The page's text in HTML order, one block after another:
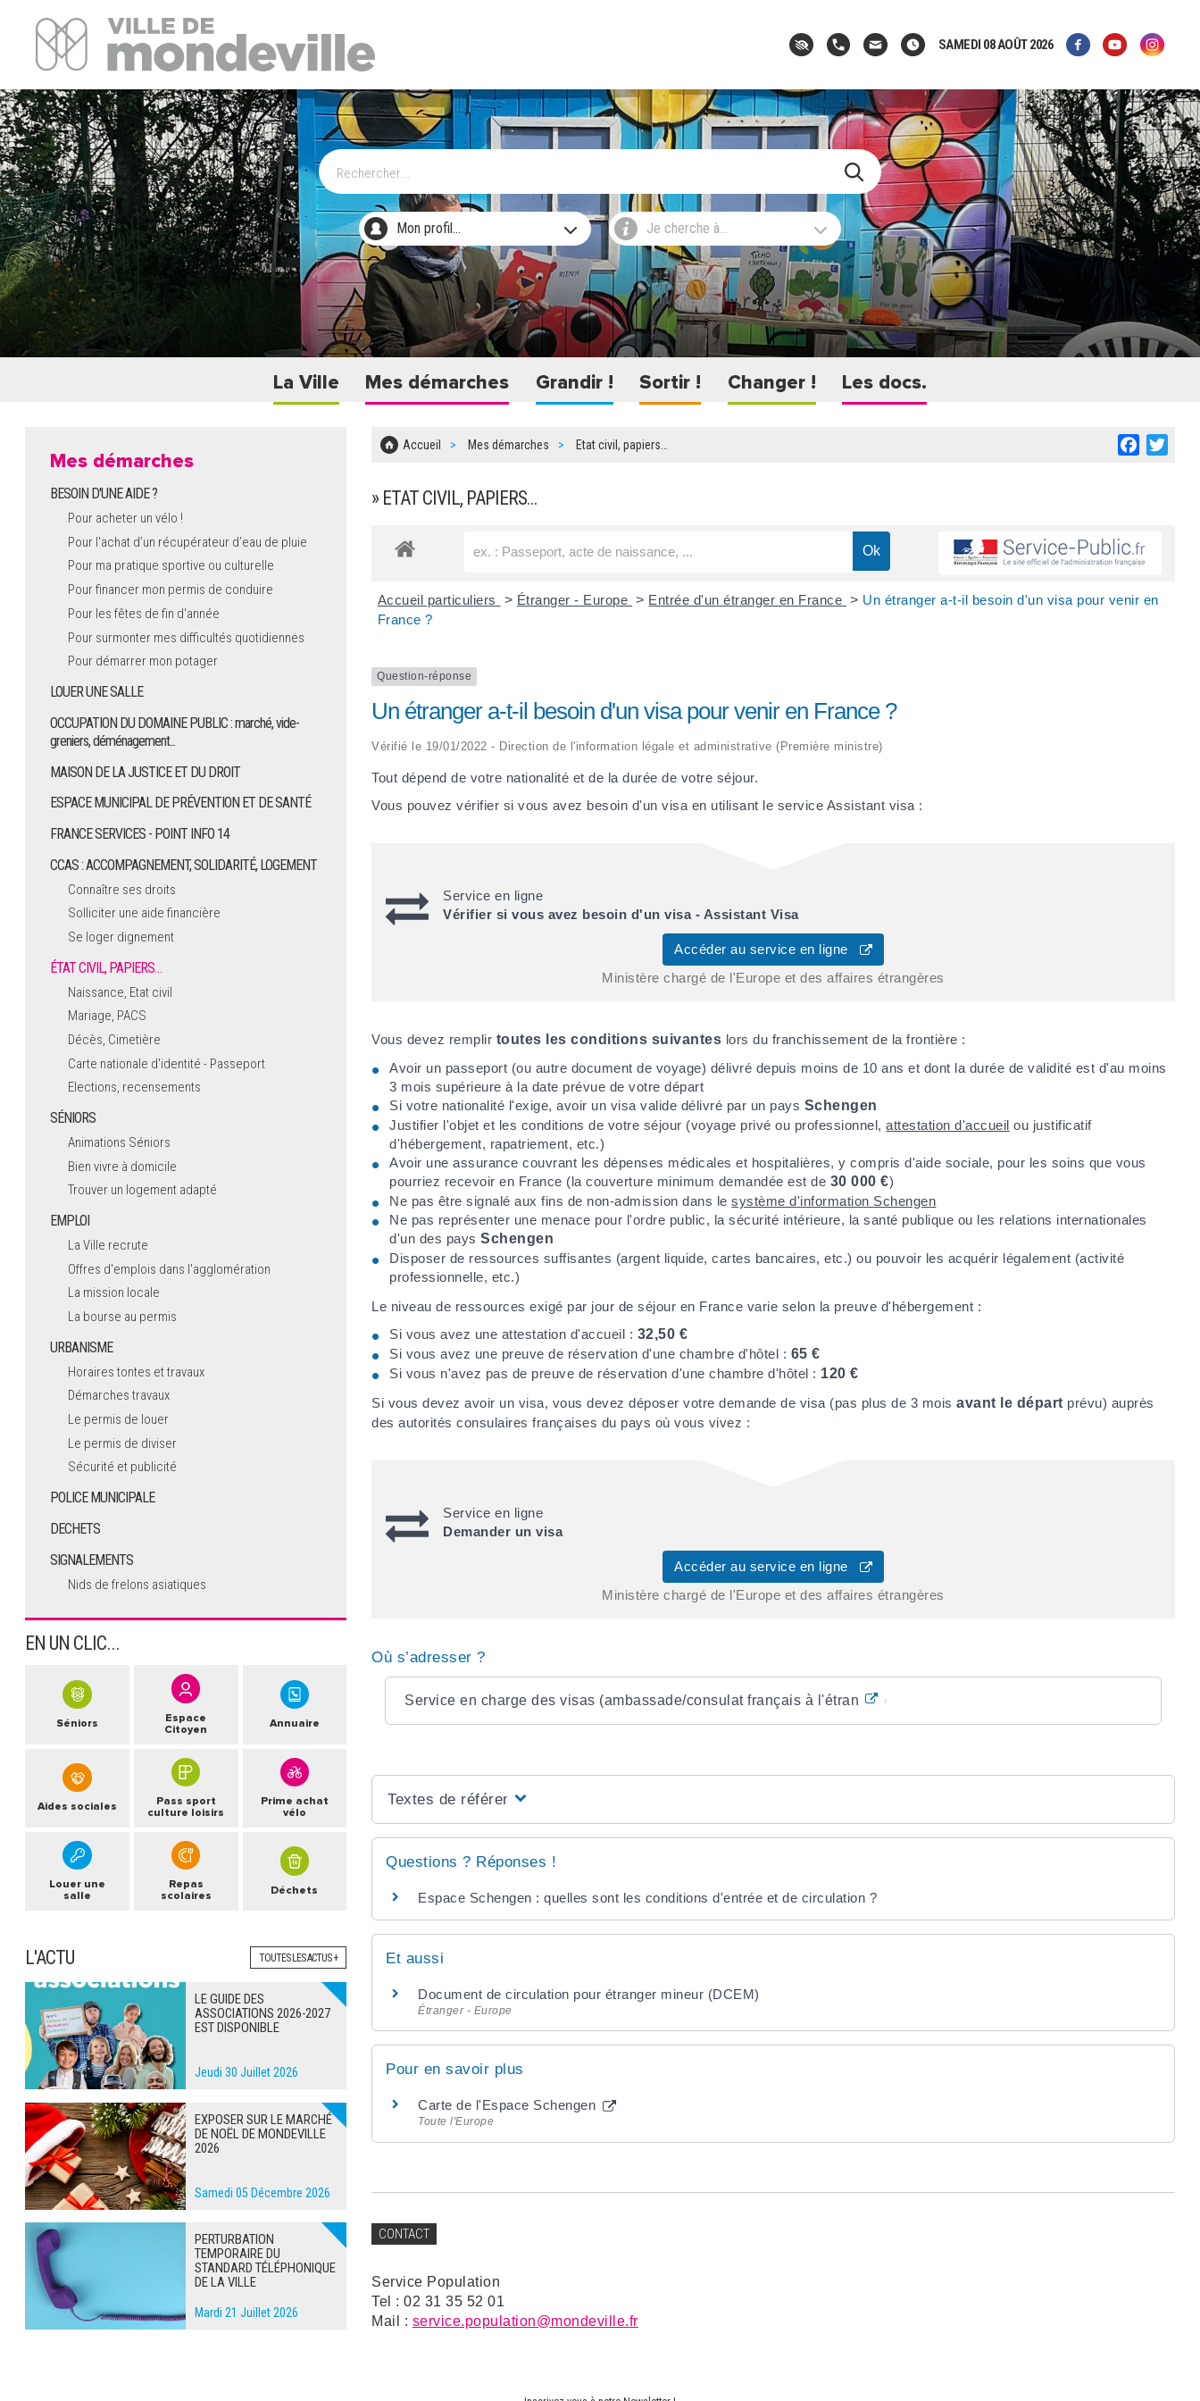
Site Officiel de la ville de Mondeville
SAMEDI 08 AOÛT 2026
Mon profil... Je cherche à...
La Ville Mes démarches Grandir ! Sortir ! Changer ! Les docs.
Facebook
Accueil Mes démarches Etat civil, papiers…
» ETAT CIVIL, PAPIERS…
Accueil particuliers > Étranger - Europe > Entrée d'un étranger en France > Un étranger a-t-il besoin d'un visa pour venir en
France ?
Question-réponse
Un étranger a-t-il besoin d'un visa pour venir en France ?
Vérifié le 19/01/2022 - Direction de l'information légale et administrative (Première ministre)
Tout dépend de votre nationalité et de la durée de votre séjour.
Vous pouvez vérifier si vous avez besoin d'un visa en utilisant le service Assistant visa :
Service en ligne
Vérifier si vous avez besoin d'un visa - Assistant Visa
Accéder au service en ligne
Ministère chargé de l'Europe et des affaires étrangères
Vous devez remplir toutes les conditions suivantes lors du franchissement de la frontière :
Avoir un passeport (ou autre document de voyage) délivré depuis moins de 10 ans et dont la durée de validité est d'au moins
3 mois supérieure à la date prévue de votre départ
Si votre nationalité l'exige, avoir un visa valide délivré par un pays Schengen
Justifier l'objet et les conditions de votre séjour (voyage privé ou professionnel,attestation d'accueil ou justificatif
d'hébergement, rapatriement, etc.)
Avoir une assurance couvrant les dépenses médicales et hospitalières, y compris d'aide sociale, pour les soins que vous
pourriez recevoir en France (la couverture minimum demandée est de 30 000 €)
Ne pas être signalé aux fins de non-admission dans lesystème d'information Schengen
Ne pas représenter une menace pour l'ordre public, la sécurité intérieure, la santé publique ou les relations internationales
d'un des paysSchengen
Disposer de ressources suffisantes (argent liquide, cartes bancaires, etc.) ou pouvoir les acquérir légalement (activité
professionnelle, etc.)
Le niveau de ressources exigé par jour de séjour en France varie selon la preuve d'hébergement :
Si vous avez une attestation d'accueil : 32,50 €
Si vous avez une preuve de réservation d'une chambre d'hôtel : 65 €
Si vous n'avez pas de preuve de réservation d'une chambre d'hôtel : 120 €
Si vous devez avoir un visa, vous devez déposer votre demande de visa (pas plus de 3 moisavant le départ prévu) auprès
des autorités consulaires françaises du pays où vous vivez :
Service en ligne
Demander un visa
Accéder au service en ligne
Ministère chargé de l'Europe et des affaires étrangères
Où s’adresser ?
Service en charge des visas (ambassade/consulat français à l'étranger)
Textes de référence
Questions ? Réponses !
Espace Schengen : quelles sont les conditions d'entrée et de circulation ?
Et aussi
Document de circulation pour étranger mineur (DCEM)
Étranger - Europe
Pour en savoir plus
Carte de l'Espace Schengen
Toute l'Europe
CONTACT
Service Population
Tel : 02 31 35 52 01
Mail : service.population@mondeville.fr
Mes démarches
BESOIN D'UNE AIDE ?
Pour acheter un vélo !
Pour l'achat d’un récupérateur d’eau de pluie
Pour ma pratique sportive ou culturelle
Pour financer mon permis de conduire
Pour les fêtes de fin d'année
Pour surmonter mes difficultés quotidiennes
Pour démarrer mon potager
LOUER UNE SALLE
OCCUPATION DU DOMAINE PUBLIC : marché, vide-
greniers, déménagement...
MAISON DE LA JUSTICE ET DU DROIT
ESPACE MUNICIPAL DE PRÉVENTION ET DE SANTÉ
FRANCE SERVICES - POINT INFO 14
CCAS : ACCOMPAGNEMENT, SOLIDARITÉ, LOGEMENT
Connaître ses droits
Solliciter une aide financière
Se loger dignement
ÉTAT CIVIL, PAPIERS…
Naissance, Etat civil
Mariage, PACS
Décès, Cimetière
Carte nationale d'identité - Passeport
Elections, recensements
SÉNIORS
Animations Séniors
Bien vivre à domicile
Trouver un logement adapté
EMPLOI
La Ville recrute
Offres d'emplois dans l'agglomération
La mission locale
La bourse au permis
URBANISME
Horaires tontes et travaux
Démarches travaux
Le permis de louer
Le permis de diviser
Sécurité et publicité
POLICE MUNICIPALE
DECHETS
SIGNALEMENTS
Nids de frelons asiatiques
EN UN CLIC...
Séniors
Espace
Citoyen
Annuaire
Aides sociales
Pass sport
culture loisirs
Prime achat
vélo
Louer une
salle
Repas
scolaires
Déchets
L'ACTU TOUTES LES ACTUS +
LE GUIDE DES
ASSOCIATIONS 2026-2027
EST DISPONIBLE
Jeudi 30 Juillet 2026
EXPOSER SUR LE MARCHÉ
DE NOËL DE MONDEVILLE
2026
Samedi 05 Décembre 2026
PERTURBATION
TEMPORAIRE DU
STANDARD TÉLÉPHONIQUE
DE LA VILLE
Mardi 21 Juillet 2026